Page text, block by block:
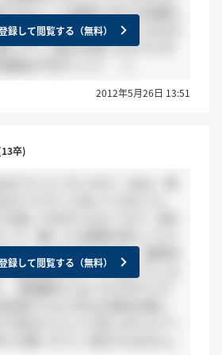
ではなくこの業界に対する知識も
会さんは待遇の面で良い方なの
にすごく魅力を感じるのですが
録して閲覧する（無料）
2012年5月26日 13:51
卒)
ていけると思えたので、最終的
福利厚生など、より整っている
録して閲覧する（無料）